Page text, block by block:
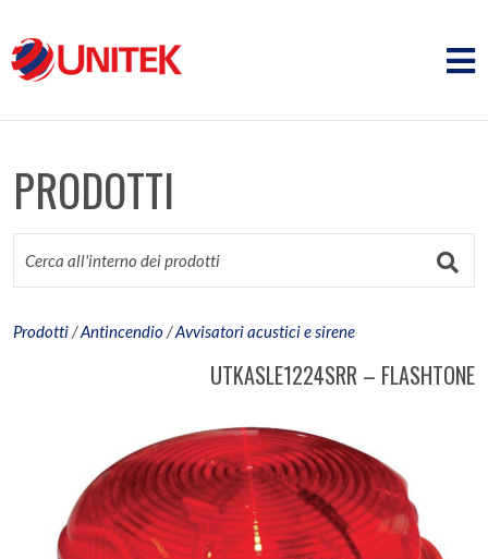
PRODOTTI
Prodotti/Antincendio/Avvisatori acustici e sirene
UTKASLE1224SRR – FLASHTONE